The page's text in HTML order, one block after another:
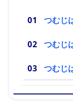
つむじ
つむじ
つむじ